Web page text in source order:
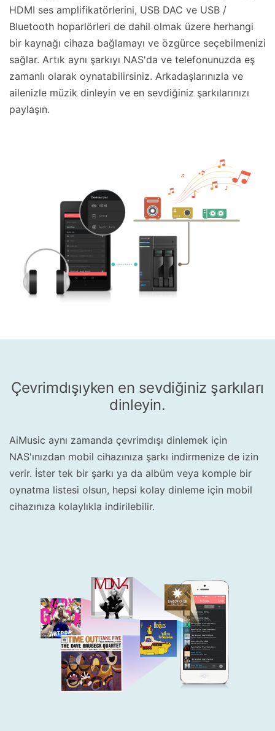
HDMI ses amplifikatörlerini, USB DAC ve USB /
Bluetooth hoparlörleri de dahil olmak üzere herhangi
bir kaynağı cihaza bağlamayı ve özgürce seçebilmenizi
sağlar. Artık aynı şarkıyı NAS'da ve telefonunuzda eş
zamanlı olarak oynatabilirsiniz. Arkadaşlarınızla ve
ailenizle müzik dinleyin ve en sevdiğiniz şarkılarınızı
paylaşın.
Çevrimdışıyken en sevdiğiniz şarkıları
dinleyin.
AiMusic aynı zamanda çevrimdışı dinlemek için
NAS'ınızdan mobil cihazınıza şarkı indirmenize de izin
verir. İster tek bir şarkı ya da albüm veya komple bir
oynatma listesi olsun, hepsi kolay dinleme için mobil
cihazınıza kolaylıkla indirilebilir.